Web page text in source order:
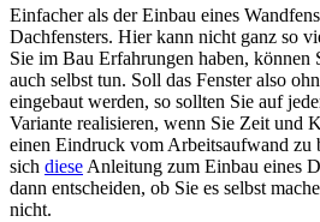
Einfacher als der Einbau eines
Dachfensters. Hier kann nicht ganz so
Sie im Bau Erfahrungen haben, können
auch selbst tun. Soll das Fenster also
eingebaut werden, so sollten Sie auf
Variante realisieren, wenn Sie Zeit und
einen Eindruck vom Arbeitsaufwand zu
sich diese Anleitung zum Einbau eines
dann entscheiden, ob Sie es selbst
nicht.